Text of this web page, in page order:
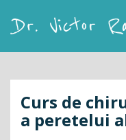
Curs de
a peretelui